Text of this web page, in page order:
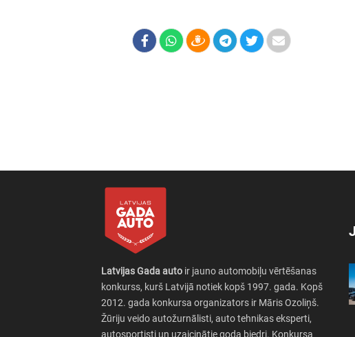
Latvijas Gada auto ir jauno automobiļu vērtēšanas
konkurss, kurš Latvijā notiek kopš 1997. gada. Kopš
2012. gada konkursa organizators ir Māris Ozoliņš.
Žūriju veido autožurnālisti, auto tehnikas eksperti,
autosportisti un uzaicinātie goda biedri. Konkursa